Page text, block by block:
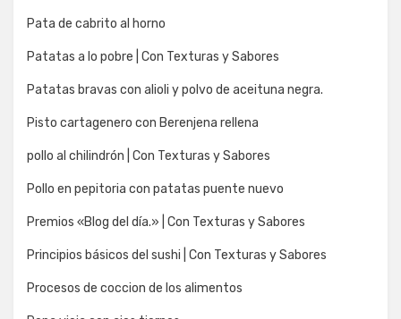
Pata de cabrito al horno
Patatas a lo pobre | Con Texturas y Sabores
Patatas bravas con alioli y polvo de aceituna negra.
Pisto cartagenero con Berenjena rellena
pollo al chilindrón | Con Texturas y Sabores
Pollo en pepitoria con patatas puente nuevo
Premios «Blog del día.» | Con Texturas y Sabores
Principios básicos del sushi | Con Texturas y Sabores
Procesos de coccion de los alimentos